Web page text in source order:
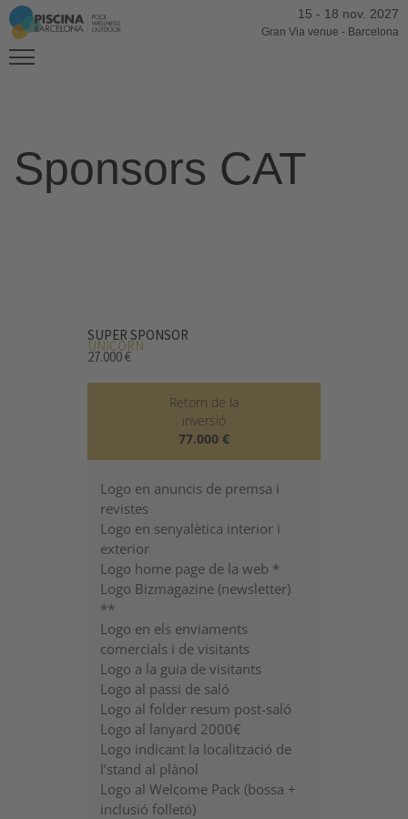
15 - 18 nov. 2027
Gran Via venue - Barcelona
Sponsors CAT
SUPER SPONSOR
UNICORN
27.000 €
Retorn de la
inversió
77.000 €
Logo en anuncis de premsa i
revistes
Logo en senyalètica interior i
exterior
Logo home page de la web *
Logo Bizmagazine (newsletter)
**
Logo en els enviaments
comercials i de visitants
Logo a la guia de visitants
Logo al passi de saló
Logo al folder resum post-saló
Logo al lanyard 2000€
Logo indicant la localització de
l’stand al plànol
Logo al Welcome Pack (bossa +
inclusió folletó)